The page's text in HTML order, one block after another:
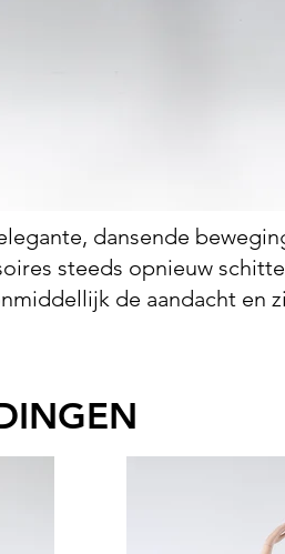
dansende
steeds opnieuw
de aandacht en